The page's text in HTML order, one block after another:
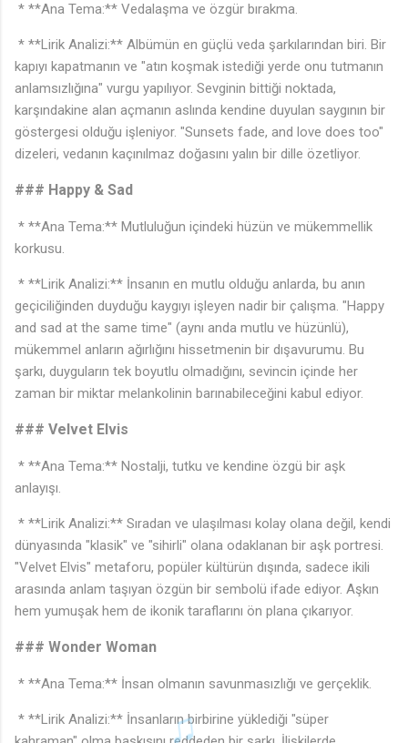
* **Ana Tema:** Vedalaşma ve özgür bırakma.
* **Lirik Analizi:** Albümün en güçlü veda şarkılarından biri. Bir
kapıyı kapatmanın ve "atın koşmak istediği yerde onu tutmanın
anlamsızlığına" vurgu yapılıyor. Sevginin bittiği noktada,
karşındakine alan açmanın aslında kendine duyulan saygının bir
göstergesi olduğu işleniyor. "Sunsets fade, and love does too"
dizeleri, vedanın kaçınılmaz doğasını yalın bir dille özetliyor.
### Happy & Sad
* **Ana Tema:** Mutluluğun içindeki hüzün ve mükemmellik
korkusu.
* **Lirik Analizi:** İnsanın en mutlu olduğu anlarda, bu anın
geçiciliğinden duyduğu kaygıyı işleyen nadir bir çalışma. "Happy
and sad at the same time" (aynı anda mutlu ve hüzünlü),
mükemmel anların ağırlığını hissetmenin bir dışavurumu. Bu
şarkı, duyguların tek boyutlu olmadığını, sevincin içinde her
zaman bir miktar melankolinin barınabileceğini kabul ediyor.
### Velvet Elvis
* **Ana Tema:** Nostalji, tutku ve kendine özgü bir aşk
anlayışı.
* **Lirik Analizi:** Sıradan ve ulaşılması kolay olana değil, kendi
dünyasında "klasik" ve "sihirli" olana odaklanan bir aşk portresi.
"Velvet Elvis" metaforu, popüler kültürün dışında, sadece ikili
arasında anlam taşıyan özgün bir sembolü ifade ediyor. Aşkın
hem yumuşak hem de ikonik taraflarını ön plana çıkarıyor.
### Wonder Woman
* **Ana Tema:** İnsan olmanın savunmasızlığı ve gerçeklik.
* **Lirik Analizi:** İnsanların birbirine yüklediği "süper